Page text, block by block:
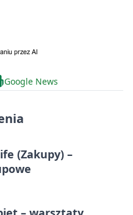
Google News
(Zakupy) –